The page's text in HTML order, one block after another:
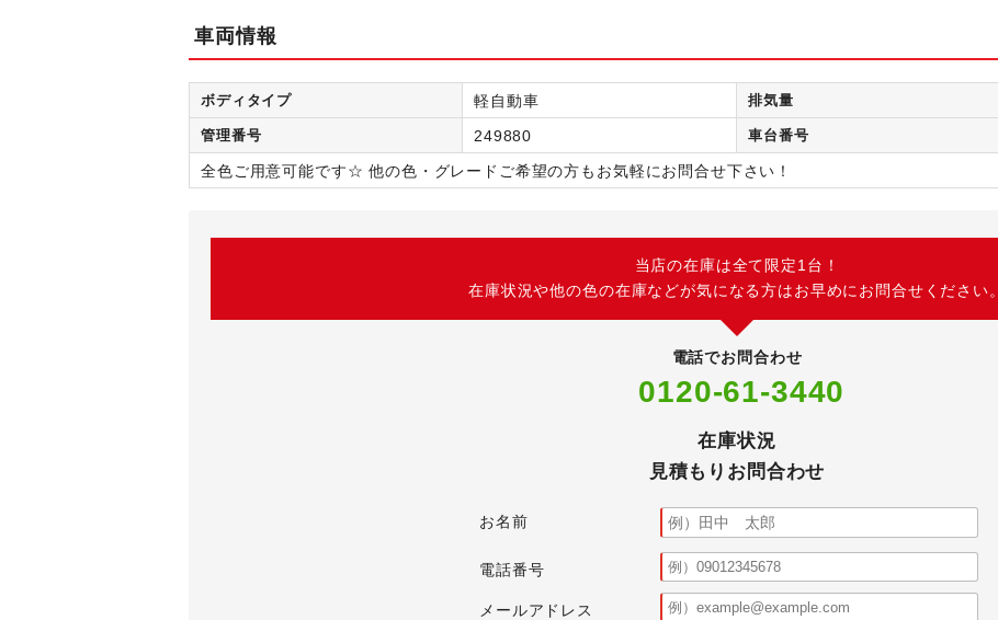
車両情報
ボディタイプ 軽自動車 排気量
管理番号 249880 車台番号
全色ご用意可能です☆ 他の色・グレードご希望の方もお気軽にお問合せ下さい！
当店の在庫は全て限定1台！
在庫状況や他の色の在庫などが気になる方はお早めにお問合せください。
電話でお問合わせ
0120-61-3440
在庫状況
見積もりお問合わせ
お名前
電話番号
メールアドレス